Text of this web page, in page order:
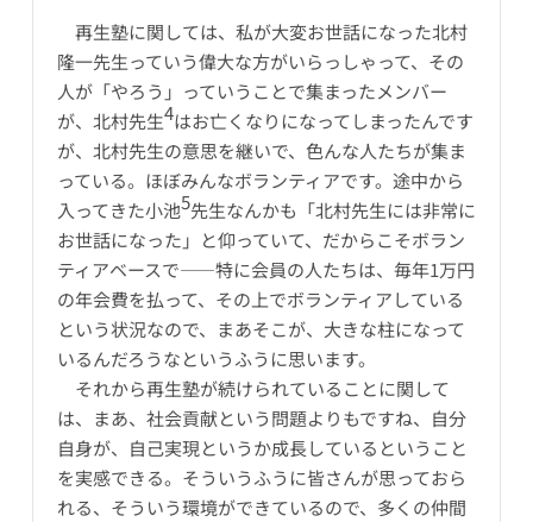
再生塾に関しては、私が大変お世話になった北村
隆一先生っていう偉大な方がいらっしゃって、その
人が「やろう」っていうことで集まったメンバー
が、北村先生4はお亡くなりになってしまったんです
が、北村先生の意思を継いで、色んな人たちが集ま
っている。ほぼみんなボランティアです。途中から
入ってきた小池5先生なんかも「北村先生には非常に
お世話になった」と仰っていて、だからこそボラン
ティアベースで――特に会員の人たちは、毎年1万円
の年会費を払って、その上でボランティアしている
という状況なので、まあそこが、大きな柱になって
いるんだろうなというふうに思います。
それから再生塾が続けられていることに関して
は、まあ、社会貢献という問題よりもですね、自分
自身が、自己実現というか成長しているということ
を実感できる。そういうふうに皆さんが思っておら
れる、そういう環境ができているので、多くの仲間